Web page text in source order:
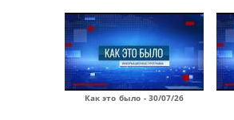
Как это было - 30/07/26